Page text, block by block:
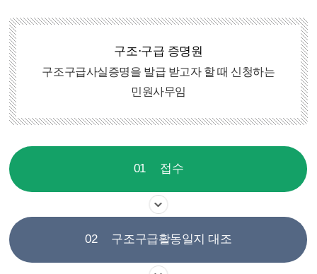
구조⋅구급 증명원
구조구급사실증명을 발급 받고자 할 때 신청하는
민원사무임
01 접수
02 구조구급활동일지 대조